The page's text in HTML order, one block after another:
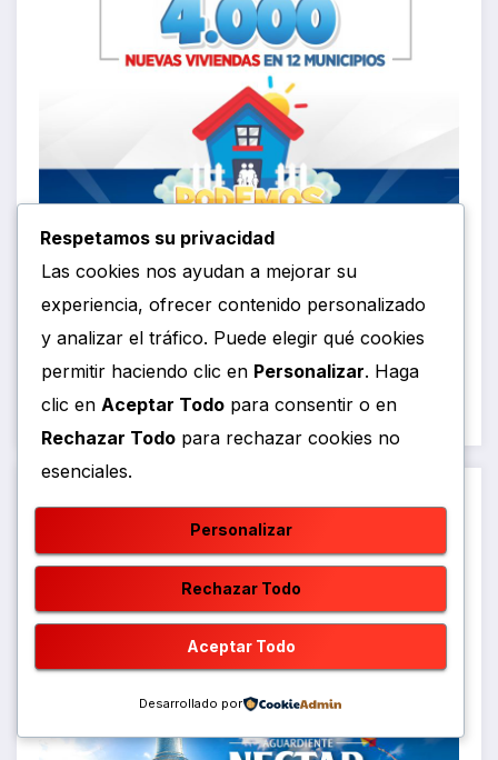
Respetamos su privacidad
Las cookies nos ayudan a mejorar su
experiencia, ofrecer contenido personalizado
y analizar el tráfico. Puede elegir qué cookies
permitir haciendo clic en Personalizar. Haga
clic en Aceptar Todo para consentir o en
Rechazar Todo para rechazar cookies no
esenciales.
Personalizar
Rechazar Todo
Aceptar Todo
Desarrollado por